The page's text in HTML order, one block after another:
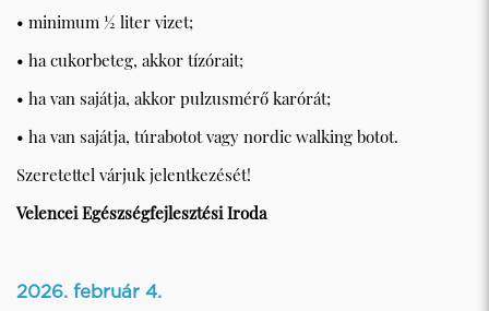
• minimum ½ liter vizet;
• ha cukorbeteg, akkor tízórait;
• ha van sajátja, akkor pulzusmérő karórát;
• ha van sajátja, túrabotot vagy nordic walking botot.
Szeretettel várjuk jelentkezését!
Velencei Egészségfejlesztési Iroda
2026. február 4.